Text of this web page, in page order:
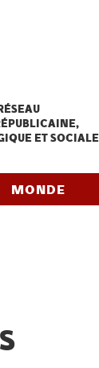
ET SOCIALE
MONDE